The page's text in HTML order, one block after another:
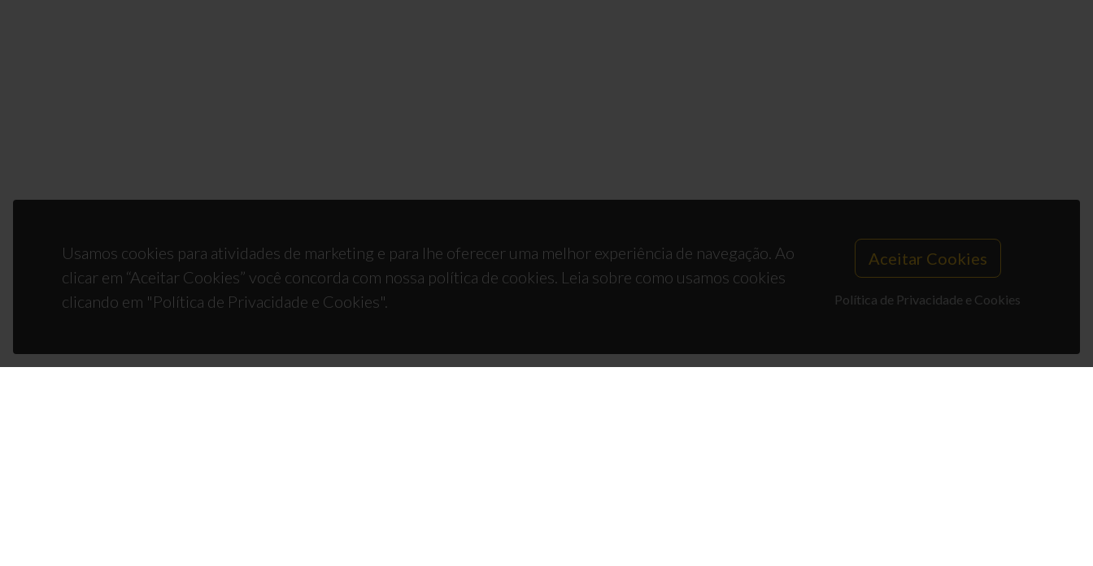
Usamos cookies para atividades de marketing e para lhe oferecer uma melhor experiência de navegação. Ao
clicar em “Aceitar Cookies” você concorda com nossa política de cookies. Leia sobre como usamos cookies
clicando em "Política de Privacidade e Cookies".
Aceitar Cookies
Política de Privacidade e Cookies